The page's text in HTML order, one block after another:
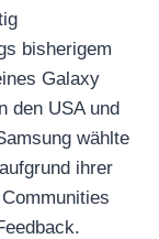
bisherigem
Galaxy
den USA und
wählte
ihrer